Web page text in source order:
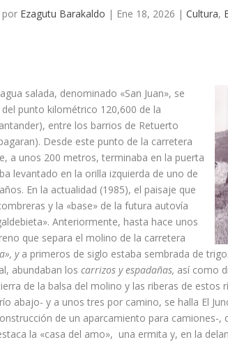
por Ezagutu Barakaldo | Ene 18, 2026 | Cultura,
salada, denominado «San Juan», se
punto kilométrico 120,600 de la
entre los barrios de Retuerto
Desde este punto de la carretera
a unos 200 metros, terminaba en la puerta
levantado en la orilla izquierda de uno de
En la actualidad (1985), el paisaje que
y la «base» de la futura autoví­a
Anteriormente, hasta hace unos
que separa el molino de la carretera
y a primeros de siglo estaba sembrada de
abundaban loscarrizos y espadañas, así­ como
de la balsa del molino y las riberas de estos
abajo- y a unos tres por camino, se halla El
de un aparcamiento para camiones-
la «casa del amo», una ermita y, en la